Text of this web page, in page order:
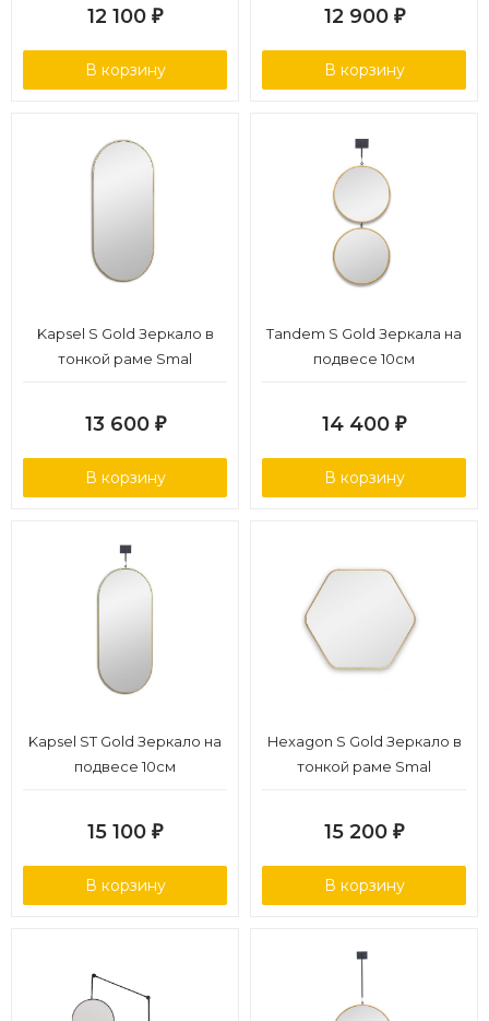
12 100 ₽
В корзину
12 900 ₽
В корзину
Kapsel S Gold Зеркало в
тонкой раме Smal
13 600 ₽
В корзину
Tandem S Gold Зеркала на
подвесе 10см
14 400 ₽
В корзину
Kapsel ST Gold Зеркало на
подвесе 10см
15 100 ₽
В корзину
Hexagon S Gold Зеркало в
тонкой раме Smal
15 200 ₽
В корзину